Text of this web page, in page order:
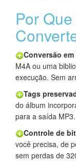
Por
Conversão
M4A ou uma
execução. Sem
Tags
do álbum
para a saída MP3.
Controle de
você precisa, de
sem perdas de